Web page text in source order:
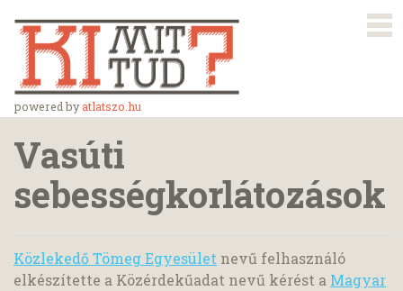
powered byatlatszo.hu
Vasúti
sebességkorlátozások
Közlekedő Tömeg Egyesület nevű felhasználó
elkészítette a Közérdekűadat nevű kérést a Magyar